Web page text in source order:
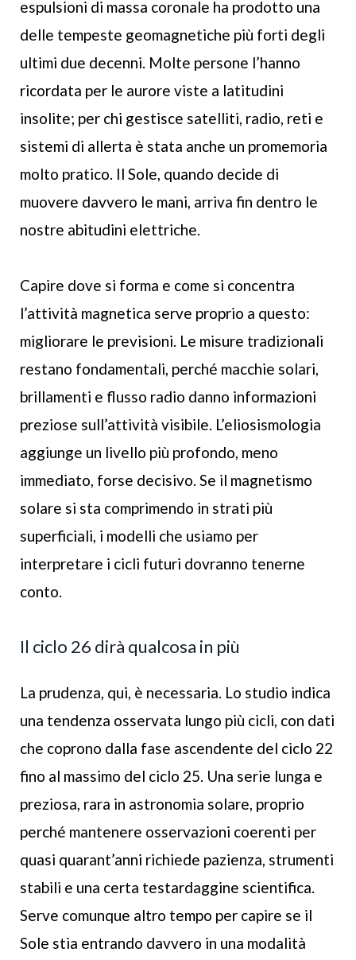
espulsioni di massa coronale ha prodotto una
delle tempeste geomagnetiche più forti degli
ultimi due decenni. Molte persone l’hanno
ricordata per le aurore viste a latitudini
insolite; per chi gestisce satelliti, radio, reti e
sistemi di allerta è stata anche un promemoria
molto pratico. Il Sole, quando decide di
muovere davvero le mani, arriva fin dentro le
nostre abitudini elettriche.
Capire dove si forma e come si concentra
l’attività magnetica serve proprio a questo:
migliorare le previsioni. Le misure tradizionali
restano fondamentali, perché macchie solari,
brillamenti e flusso radio danno informazioni
preziose sull’attività visibile. L’eliosismologia
aggiunge un livello più profondo, meno
immediato, forse decisivo. Se il magnetismo
solare si sta comprimendo in strati più
superficiali, i modelli che usiamo per
interpretare i cicli futuri dovranno tenerne
conto.
Il ciclo 26 dirà qualcosa in più
La prudenza, qui, è necessaria. Lo studio indica
una tendenza osservata lungo più cicli, con dati
che coprono dalla fase ascendente del ciclo 22
fino al massimo del ciclo 25. Una serie lunga e
preziosa, rara in astronomia solare, proprio
perché mantenere osservazioni coerenti per
quasi quarant’anni richiede pazienza, strumenti
stabili e una certa testardaggine scientifica.
Serve comunque altro tempo per capire se il
Sole stia entrando davvero in una modalità